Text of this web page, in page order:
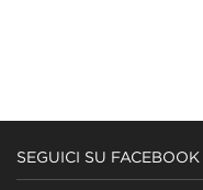
SEGUICI SU FACEBOOK